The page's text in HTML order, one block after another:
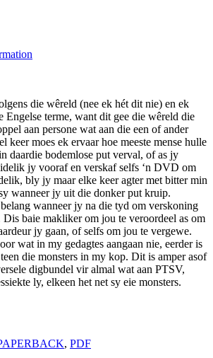
die wêreld (nee ek hét dit nie) en ek
Engelse terme, want dit gee die wêreld die
aan persone wat aan die een of ander
keer moes ek ervaar hoe meeste mense hulle
daardie bodemlose put verval, of as jy
jy vooraf en verskaf selfs ‘n DVD om
bly jy maar elke keer agter met bitter min
wanneer jy uit die donker put kruip.
wanneer jy na die tyd om verskoning
baie makliker om jou te veroordeel as om
jy gaan, of selfs om jou te vergewe.
wat in my gedagtes aangaan nie, eerder is
die monsters in my kop. Dit is amper asof
digbundel vir almal wat aan PTSV,
ly, elkeen het net sy eie monsters.
, PDF